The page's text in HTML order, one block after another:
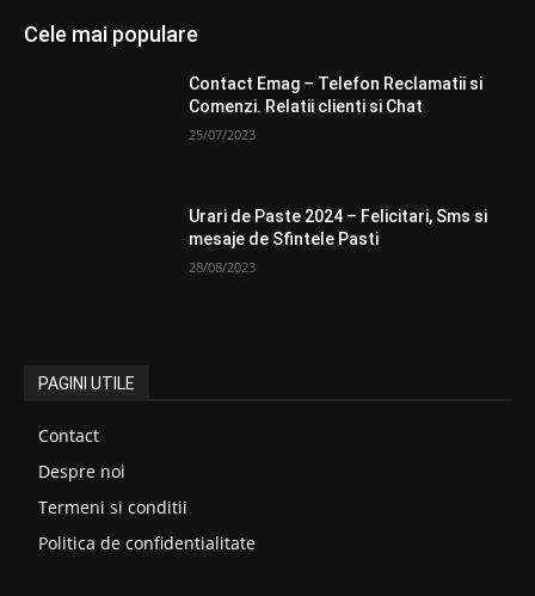
Cele mai populare
Contact Emag – Telefon Reclamatii si
Comenzi. Relatii clienti si Chat
25/07/2023
Urari de Paste 2024 – Felicitari, Sms si
mesaje de Sfintele Pasti
28/08/2023
PAGINI UTILE
Contact
Despre noi
Termeni si conditii
Politica de confidentialitate